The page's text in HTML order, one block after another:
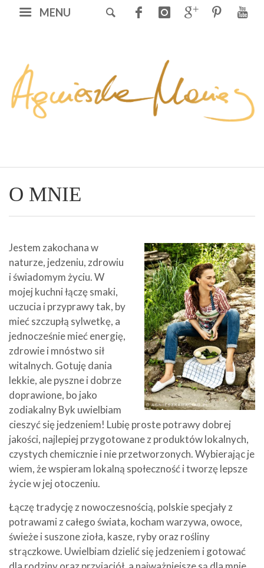
MENU
O MNIE
Jestem zakochana w
naturze, jedzeniu, zdrowiu
i świadomym życiu. W
mojej kuchni łączę smaki,
uczucia i przyprawy tak, by
mieć szczupłą sylwetkę, a
jednocześnie mieć energię,
zdrowie i mnóstwo sił
witalnych. Gotuję dania
lekkie, ale pyszne i dobrze
doprawione, bo jako
zodiakalny Byk uwielbiam
cieszyć się jedzeniem! Lubię proste potrawy dobrej
jakości, najlepiej przygotowane z produktów lokalnych,
czystych chemicznie i nie przetworzonych. Wybierając je
wiem, że wspieram lokalną społeczność i tworzę lepsze
życie w jej otoczeniu.
Łączę tradycję z nowoczesnością, polskie specjały z
potrawami z całego świata, kocham warzywa, owoce,
świeże i suszone zioła, kasze, ryby oraz rośliny
strączkowe. Uwielbiam dzielić się jedzeniem i gotować